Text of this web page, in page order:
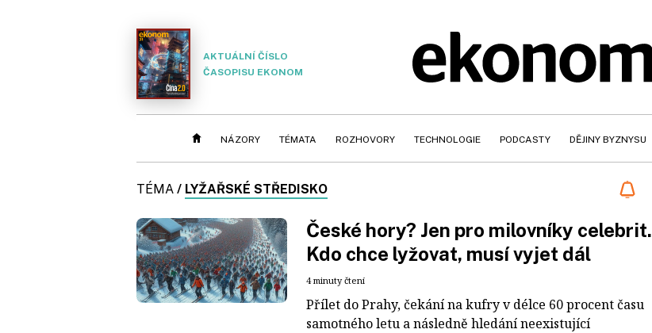
AKTUÁLNÍ ČÍSLO
ČASOPISU EKONOM
NÁZORY TÉMATA ROZHOVORY TECHNOLOGIE PODCASTY DĚJINY BYZNYSU
TÉMA / LYŽAŘSKÉ STŘEDISKO
České hory? Jen pro milovníky celebrit.
Kdo chce lyžovat, musí vyjet dál
4 minuty čtení
Přílet do Prahy, čekání na kufry v délce 60 procent času
samotného letu a následně hledání neexistující